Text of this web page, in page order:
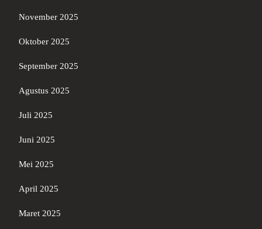
November 2025
Oktober 2025
September 2025
Agustus 2025
Juli 2025
Juni 2025
Mei 2025
April 2025
Maret 2025